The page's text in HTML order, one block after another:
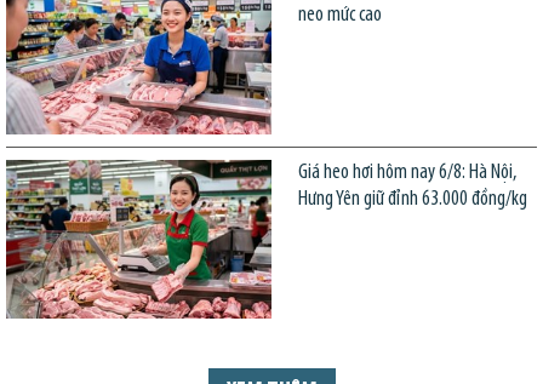
neo mức cao
Giá heo hơi hôm nay 6/8: Hà Nội,
Hưng Yên giữ đỉnh 63.000 đồng/kg